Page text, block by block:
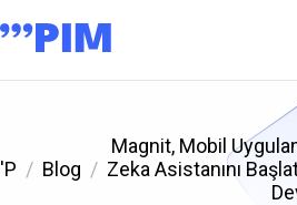
'P Blog
Magnit, Mobil
Zeka Asistanını